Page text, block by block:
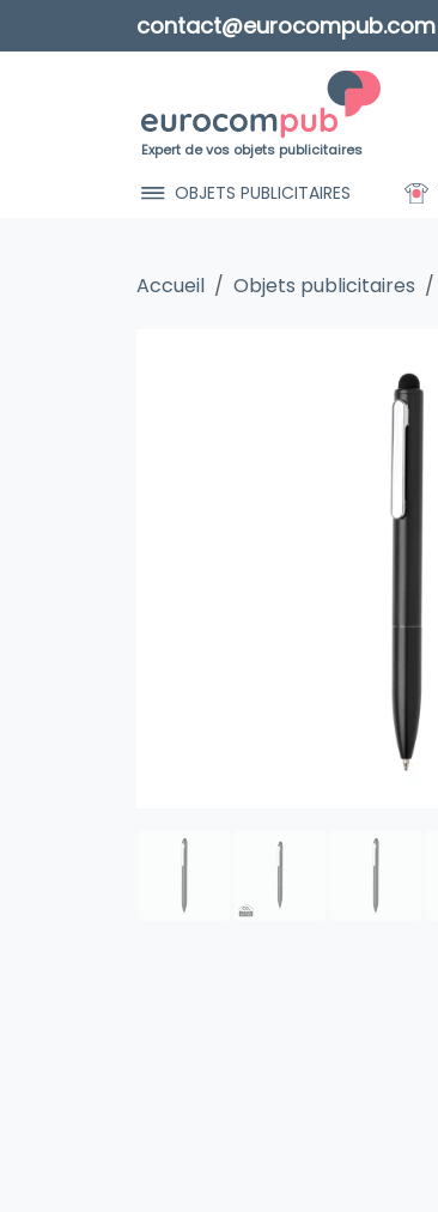
contact@eurocompub.com
Expert de vos objets publicitaires
OBJETS PUBLICITAIRES
Accueil Objets publicitaires